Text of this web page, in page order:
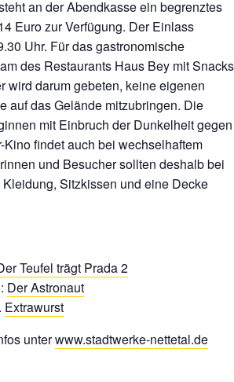
an der Abendkasse ein begrenztes
Euro zur Verfügung. Der Einlass
Uhr. Für das gastronomische
des Restaurants Haus Bey mit Snacks
wird darum gebeten, keine eigenen
auf das Gelände mitzubringen. Die
mit Einbruch der Dunkelheit gegen
Kino findet auch bei wechselhaftem
und Besucher sollten deshalb bei
Sitzkissen und eine Decke
Teufel trägt Prada 2
Der Astronaut
Extrawurst
unterwww.stadtwerke-nettetal.de